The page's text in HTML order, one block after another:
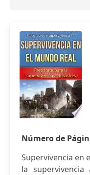
Número de
Supervivencia en
la